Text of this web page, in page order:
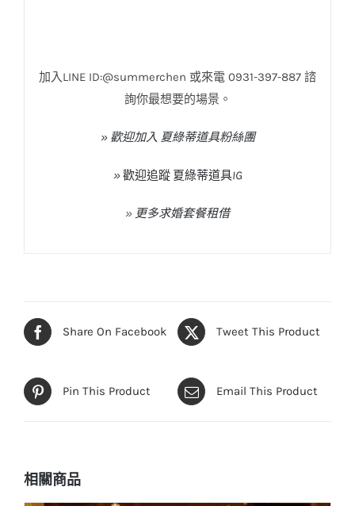
加入LINE ID:@summerchen 或來電 0931-397-887 諮
詢你最想要的場景。
» 歡迎加入 夏綠蒂道具粉絲團
»歡迎追蹤 夏綠蒂道具IG
» 更多求婚套餐租借
Share On Facebook Tweet This Product
Pin This Product Email This Product
相關商品